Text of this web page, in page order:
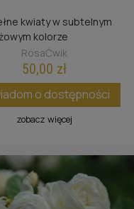
kwiaty w subtelnym
kolorze
RosaĆwik
50,00 zł
o dostępności
zobacz więcej